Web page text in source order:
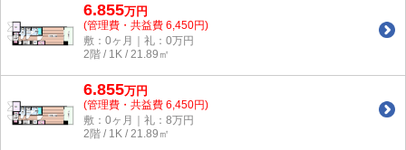
6.855万円
(管理費・共益費 6,450円)
敷：0ヶ月｜礼：0万円
2階 / 1K / 21.89㎡
6.855万円
(管理費・共益費 6,450円)
敷：0ヶ月｜礼：8万円
2階 / 1K / 21.89㎡